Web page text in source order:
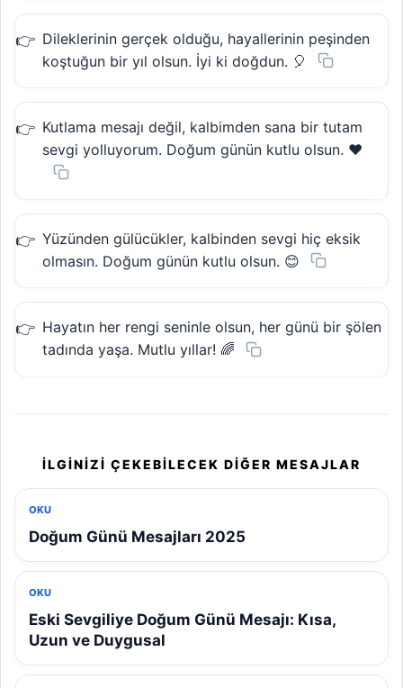
Dileklerinin gerçek olduğu, hayallerinin peşinden
koştuğun bir yıl olsun. İyi ki doğdun. 🎈
Kutlama mesajı değil, kalbimden sana bir tutam
sevgi yolluyorum. Doğum günün kutlu olsun. ❤️
Yüzünden gülücükler, kalbinden sevgi hiç eksik
olmasın. Doğum günün kutlu olsun. 😊
Hayatın her rengi seninle olsun, her günü bir şölen
tadında yaşa. Mutlu yıllar! 🌈
İLGINIZI ÇEKEBILECEK DIĞER MESAJLAR
OKU
Doğum Günü Mesajları 2025
OKU
Eski Sevgiliye Doğum Günü Mesajı: Kısa,
Uzun ve Duygusal